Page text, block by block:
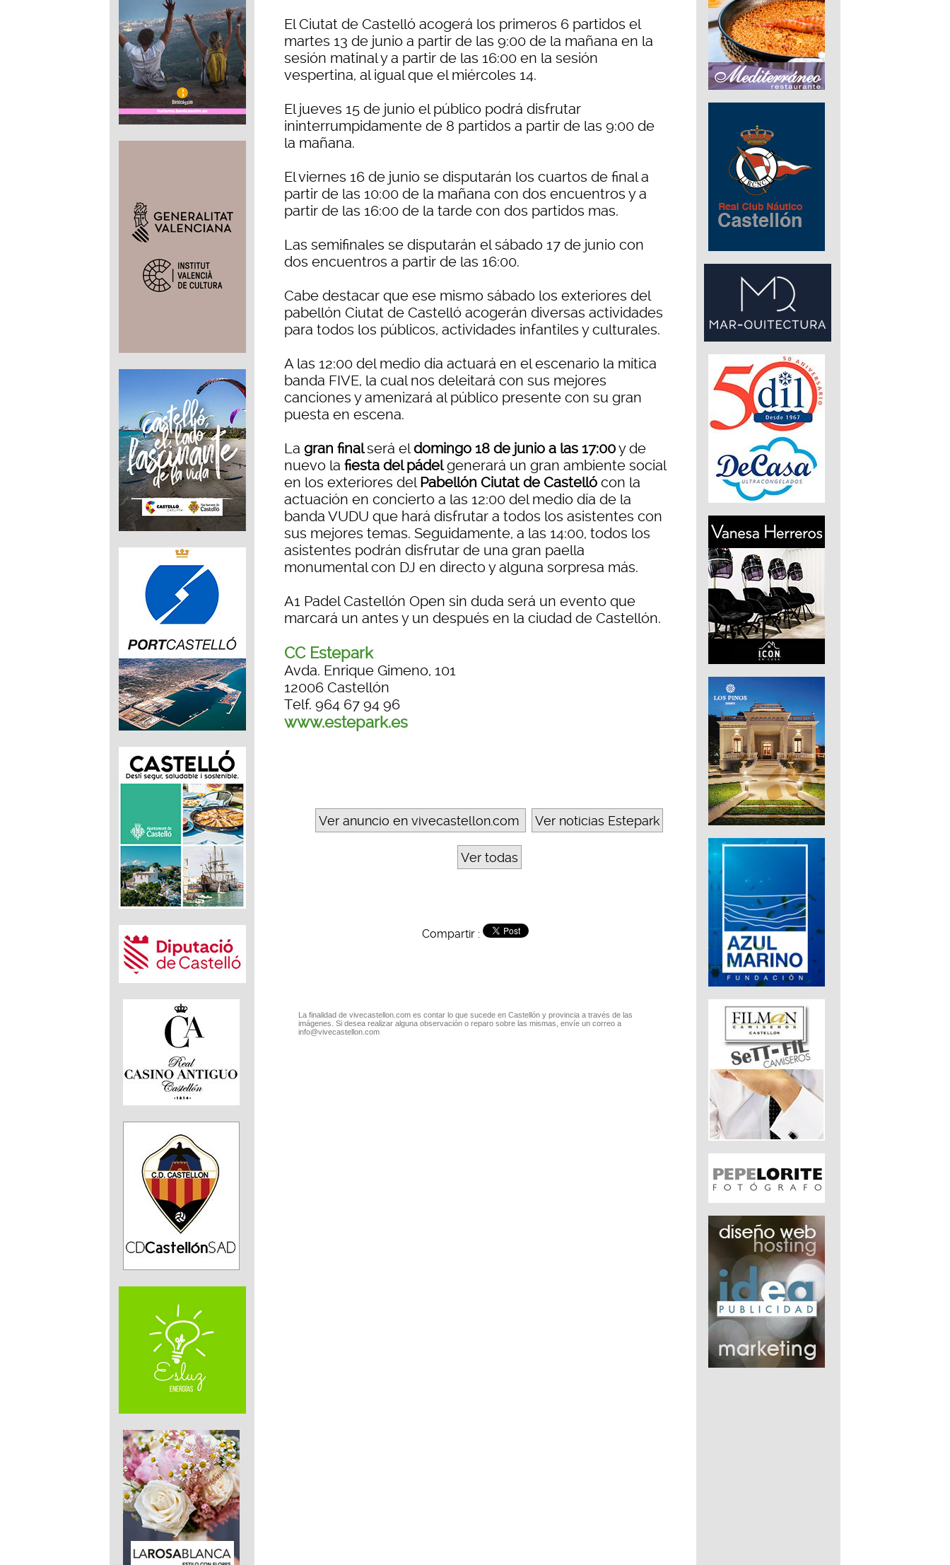
El Ciutat de Castelló acogerá los primeros 6 partidos el
martes 13 de junio a partir de las 9:00 de la mañana en la
sesión matinal y a partir de las 16:00 en la sesión
vespertina, al igual que el miércoles 14.
El jueves 15 de junio el público podrá disfrutar
ininterrumpidamente de 8 partidos a partir de las 9:00 de
la mañana.
El viernes 16 de junio se disputarán los cuartos de final a
partir de las 10:00 de la mañana con dos encuentros y a
partir de las 16:00 de la tarde con dos partidos mas.
Las semifinales se disputarán el sábado 17 de junio con
dos encuentros a partir de las 16:00.
Cabe destacar que ese mismo sábado los exteriores del
pabellón Ciutat de Castelló acogerán diversas actividades
para todos los públicos, actividades infantiles y culturales.
A las 12:00 del medio día actuará en el escenario la mítica
banda FIVE, la cual nos deleitará con sus mejores
canciones y amenizará al público presente con su gran
puesta en escena.
La gran finalserá eldomingo 18 de junio a las 17:00y de
nuevo la fiesta del pádelgenerará un gran ambiente social
en los exteriores delPabellón Ciutat de Castelló con la
actuación en concierto a las 12:00 del medio día de la
banda VUDU que hará disfrutar a todos los asistentes con
sus mejores temas. Seguidamente, a las 14:00, todos los
asistentes podrán disfrutar de una gran paella
monumental con DJ en directo y alguna sorpresa más.
A1 Padel Castellón Open sin duda será un evento que
marcará un antes y un después en la ciudad de Castellón.
CC Estepark
Avda. Enrique Gimeno, 101
12006 Castellón
Telf. 964 67 94 96
www.estepark.es
Ver anuncio en vivecastellon.com Ver noticias Estepark
Ver todas
Compartir :
La finalidad de vivecastellon.com es contar lo que sucede en Castellón y provincia a través de las
imágenes. Si desea realizar alguna observación o reparo sobre las mismas, envíe un correo a
info@vivecastellon.com